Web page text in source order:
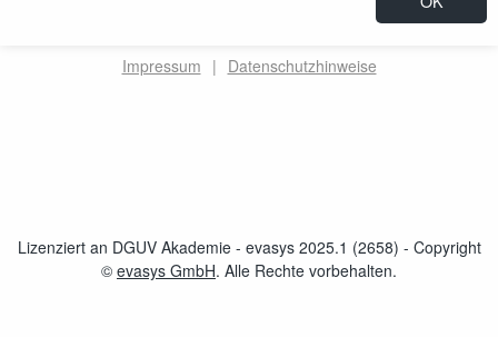
Impressum | Datenschutzhinweise
Lizenziert an DGUV Akademie - evasys 2025.1 (2658) - Copyright
© evasys GmbHöffnet im neuen Fenster
. Alle Rechte vorbehalten.